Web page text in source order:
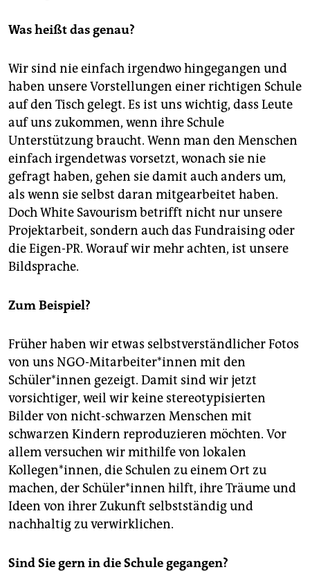
Was heißt das genau?
Wir sind nie einfach irgendwo hingegangen und
haben unsere Vorstellungen einer richtigen Schule
auf den Tisch gelegt. Es ist uns wichtig, dass Leute
auf uns zukommen, wenn ihre Schule
Unterstützung braucht. Wenn man den Menschen
einfach irgendetwas vorsetzt, wonach sie nie
gefragt haben, gehen sie damit auch anders um,
als wenn sie selbst daran mitgearbeitet haben.
Doch White Savourism betrifft nicht nur unsere
Projektarbeit, sondern auch das Fundraising oder
die Eigen-PR. Worauf wir mehr achten, ist unsere
Bildsprache.
Zum Beispiel?
Früher haben wir etwas selbstverständlicher Fotos
von uns NGO-Mitarbeiter*innen mit den
Schüler*innen gezeigt. Damit sind wir jetzt
vorsichtiger, weil wir keine stereotypisierten
Bilder von nicht-schwarzen Menschen mit
schwarzen Kindern reproduzieren möchten. Vor
allem versuchen wir mithilfe von lokalen
Kollegen*innen, die Schulen zu einem Ort zu
machen, der Schüler*innen hilft, ihre Träume und
Ideen von ihrer Zukunft selbstständig und
nachhaltig zu verwirklichen.
Sind Sie gern in die Schule gegangen?